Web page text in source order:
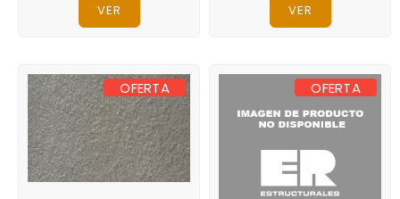
VER VER
OFERTA OFERTA